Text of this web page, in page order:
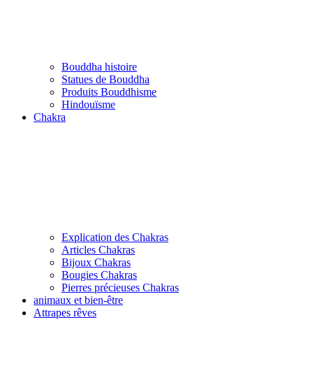
Bouddha histoire
Statues de Bouddha
Produits Bouddhisme
Hindouïsme
Chakra
Explication des Chakras
Articles Chakras
Bijoux Chakras
Bougies Chakras
Pierres précieuses Chakras
animaux et bien-être
Attrapes rêves